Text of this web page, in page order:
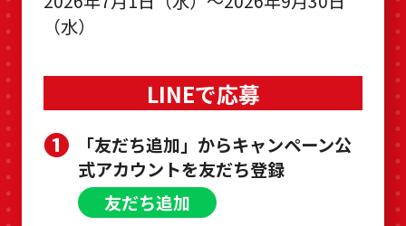
（水）
LINEで応募
❶
「友だち追加」からキャンペーン公
式アカウントを友だち登録
友だち追加